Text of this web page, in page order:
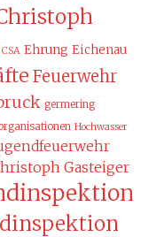
CSA Ehrung Eichenau
Feuerwehr
germering
Hochwasser
Gasteiger